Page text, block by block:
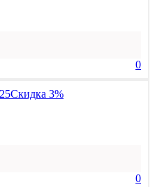
0
Скидка 3%
0